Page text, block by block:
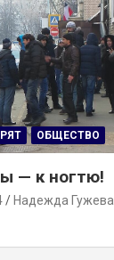
ОБЩЕСТВО
— к ногтю!
Надежда Гужева